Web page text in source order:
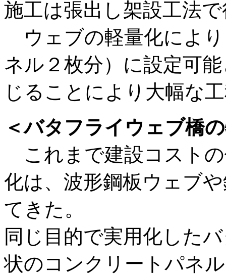
施工は張出し架設工法
ウェブの軽量化によ
ネル２枚分）に設定可
じることにより大幅な
＜バタフライウェブ橋
これまで建設コスト
化は、波形鋼板ウェブ
てきた。
同じ目的で実用化した
状のコンクリートパネ